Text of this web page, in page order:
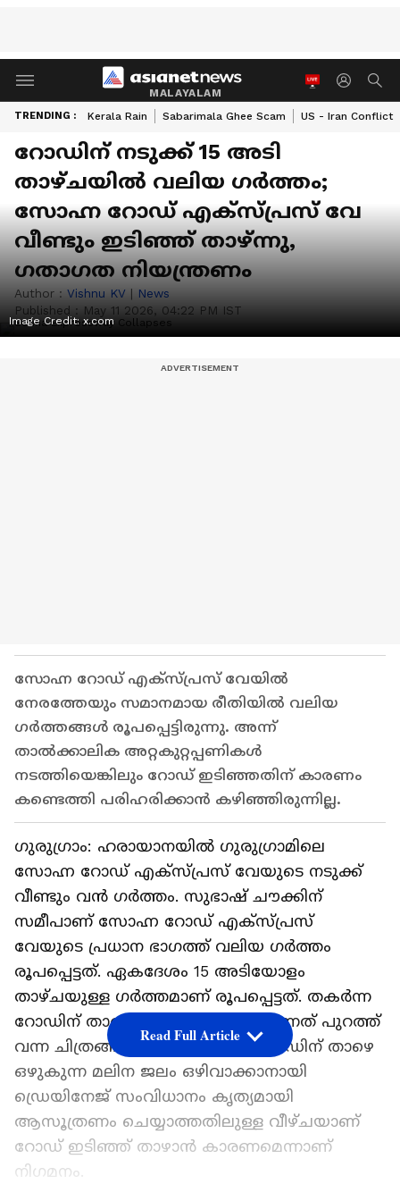
MALAYALAM
TRENDING : Kerala Rain Sabarimala Ghee Scam US - Iran Conflict
റോഡിന് നടുക്ക് 15 അടി
താഴ്ചയിൽ വലിയ ഗർത്തം;
സോഹ്ന റോഡ് എക്സ്പ്രസ് വേ
വീണ്ടും ഇടിഞ്ഞ് താഴ്ന്നു,
ഗതാഗത നിയന്ത്രണം
Author : Vishnu KV | News
Published : May 11 2026, 04:22 PM IST
Image Credit:x.com
സോഹ്ന റോഡ് എക്സ്പ്രസ് വേയിൽ
നേരത്തേയും സമാനമായ രീതിയിൽ വലിയ
ഗ‍ർത്തങ്ങൾ രൂപപ്പെട്ടിരുന്നു. അന്ന്
താൽക്കാലിക അറ്റകുറ്റപ്പണികൾ
നടത്തിയെങ്കിലും റോഡ് ഇടിഞ്ഞതിന് കാരണം
കണ്ടെത്തി പരിഹരിക്കാൻ കഴിഞ്ഞിരുന്നില്ല.
ഗുരുഗ്രാം: ഹരായാനയിൽ ഗുരുഗ്രാമിലെ
സോഹ്ന റോഡ് എക്സ്പ്രസ് വേയുടെ നടുക്ക്
വീണ്ടും വൻ ഗർത്തം. സുഭാഷ് ചൗക്കിന്
സമീപാണ് സോഹ്ന റോഡ് എക്സ്പ്രസ്
വേയുടെ പ്രധാന ഭാഗത്ത് വലിയ ഗർത്തം
രൂപപ്പെട്ടത്. ഏകദേശം 15 അടിയോളം
താഴ്ചയുള്ള ഗ‍ർത്തമാണ് രൂപപ്പെട്ടത്. തകർന്ന
റോഡിന് താഴെ മലിന ജലം ഒഴുകുന്നത് പുറത്ത്
വന്ന ചിത്രങ്ങളിൽ വ്യക്തമാണ്. റോഡിന് താഴെ
ഒഴുകുന്ന മലിന ജലം ഒഴിവാക്കാനായി
ഡ്രെയിനേജ് സംവിധാനം കൃത്യമായി
ആസൂത്രണം ചെയ്യാത്തതിലുള്ള വീഴ്ചയാണ്
റോഡ് ഇടിഞ്ഞ് താഴാൻ കാരണമെന്നാണ്
നിഗമനം.
Read Full Article